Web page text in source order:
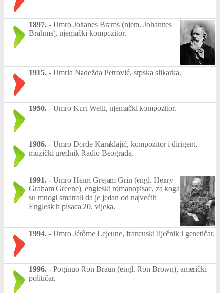
1897. - Umro Johanes Brams (njem. Johannes
Brahms), njemački kompozitor.
1915. - Umrla Nadežda Petrović, srpska slikarka.
1950. - Umro Kurt Weill, njemački kompozitor.
1986. - Umro Đorđe Karaklajić, kompozitor i dirigent,
muzički urednik Radio Beograda.
1991. - Umro Henri Grejam Grin (engl. Henry
Graham Greene), engleski romanopisac, za koga
su mnogi smatrali da je jedan od najvećih
Engleskih pisaca 20. vijeka.
1994. - Umro Jérôme Lejeune, francuski liječnik i genetičar.
1996. - Poginuo Ron Braun (engl. Ron Brown), američki
političar.